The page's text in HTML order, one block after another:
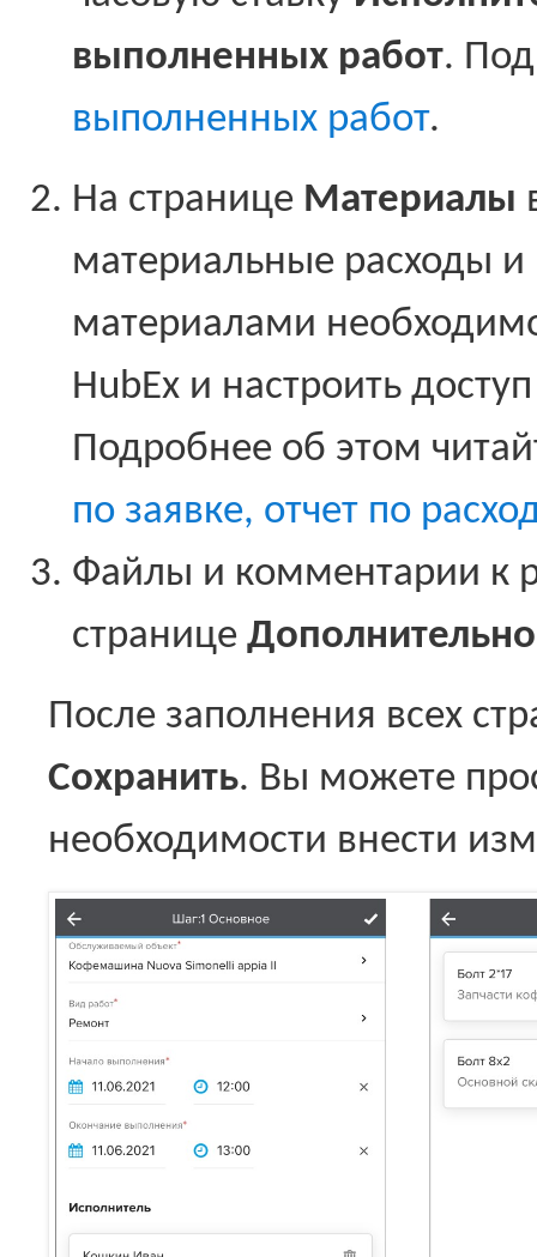
выполненных работ.
выполненных работ.
На странице Материалы
материальные расходы и
материалами
HubEx и настроить
Подробнее об этом
по заявке, отчет по
Файлы и комментарии к
странице Дополнительно
После заполнения всех
Сохранить. Вы можете
необходимости внести